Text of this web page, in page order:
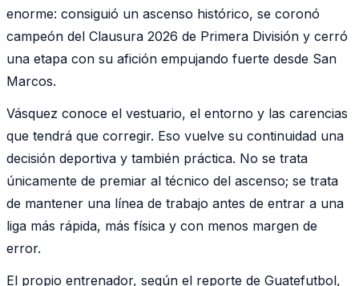
enorme: consiguió un ascenso histórico, se coronó
campeón del Clausura 2026 de Primera División y cerró
una etapa con su afición empujando fuerte desde San
Marcos.
Vásquez conoce el vestuario, el entorno y las carencias
que tendrá que corregir. Eso vuelve su continuidad una
decisión deportiva y también práctica. No se trata
únicamente de premiar al técnico del ascenso; se trata
de mantener una línea de trabajo antes de entrar a una
liga más rápida, más física y con menos margen de
error.
El propio entrenador, según el reporte de Guatefutbol,